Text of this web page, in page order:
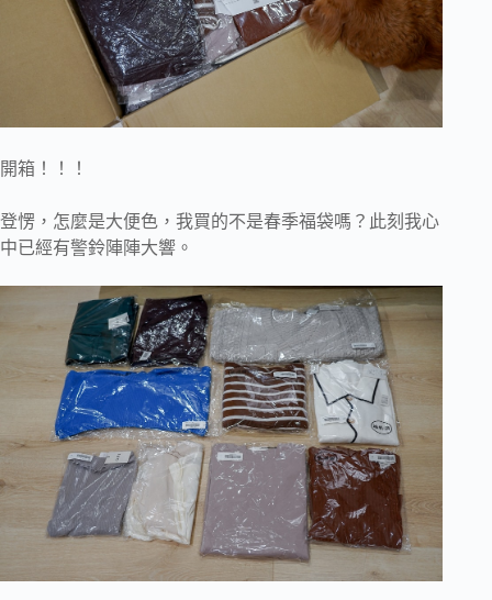
開箱！！！
登愣，怎麼是大便色，我買的不是春季福袋嗎？此刻我心
中已經有警鈴陣陣大響。